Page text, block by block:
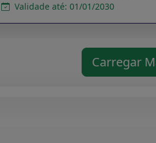
Validade até: 01/01/2030
Carregar